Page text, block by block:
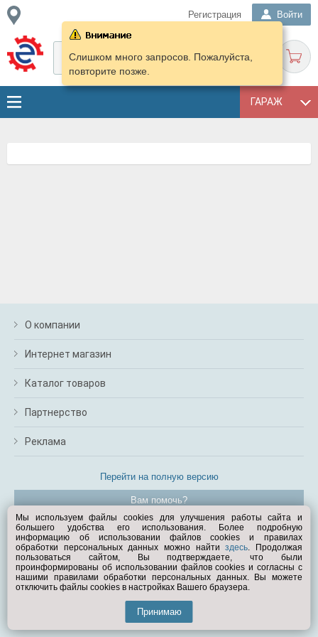
Регистрация Войти
ГАРАЖ
Слишком много запросов. Пожалуйста,
повторите позже.
О компании
Интернет магазин
Каталог товаров
Партнерство
Реклама
Перейти на полную версию
Вам помочь?
© Exist.ru 1998—2026
Мы используем файлы cookies для улучшения работы сайта и
большего удобства его использования. Более подробную
информацию об использовании файлов cookies и правилах
обработки персональных данных можно найтиздесь. Продолжая
пользоваться сайтом, Вы подтверждаете, что были
проинформированы об использовании файлов cookies и согласны с
нашими правилами обработки персональных данных. Вы можете
отключить файлы cookies в настройках Вашего браузера.
Принимаю